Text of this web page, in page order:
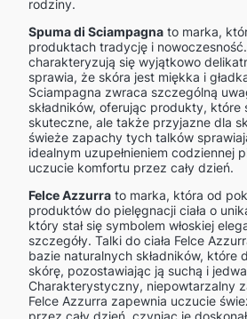
rodziny.
Spuma di Sciampagna to marka,
produktach tradycję i
charakteryzują się wyjątkowo
sprawia, że skóra jest miękka i
Sciampagna zwraca szczególną
składników, oferując produkty, które
skuteczne, ale także przyjazne dla
świeże zapachy tych talków
idealnym uzupełnieniem codziennej
uczucie komfortu przez cały dzień.
Felce Azzurra to marka, która od
produktów do pielęgnacji ciała o
który stał się symbolem włoskiej
szczegóły. Talki do ciała Felce
bazie naturalnych składników, które
skórę, pozostawiając ją suchą i
Charakterystyczny, niepowtarzalny
Felce Azzurra zapewnia uczucie
przez cały dzień, czyniąc je